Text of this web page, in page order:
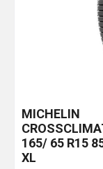
MICHELIN
165/ 65 R15
XL